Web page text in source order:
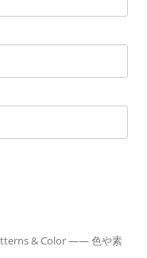
& Color—— 色や素